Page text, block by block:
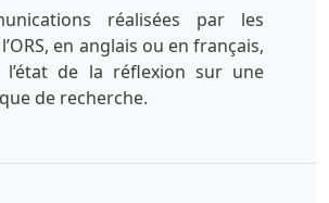
réalisées par les
en anglais ou en français,
l’état de la réflexion sur une
de recherche.